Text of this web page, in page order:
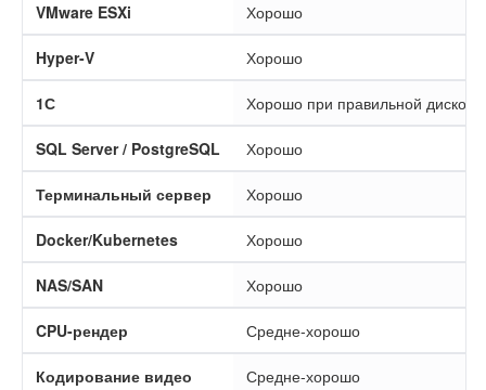
VMware ESXi Хорошо
Hyper-V Хорошо
1С Хорошо при правильной
SQL Server / PostgreSQL Хорошо
Терминальный сервер Хорошо
Docker/Kubernetes Хорошо
NAS/SAN Хорошо
CPU-рендер Средне-хорошо
Кодирование видео Средне-хорошо